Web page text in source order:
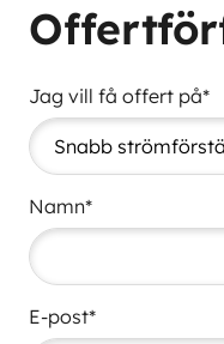
Jag vill få offert på*
Namn*
E-post*